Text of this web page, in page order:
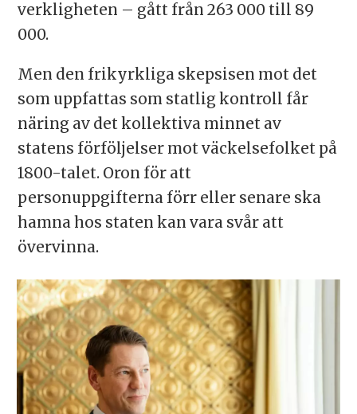
verkligheten – gått från 263 000 till 89
000.
Men den frikyrkliga skepsisen mot det
som uppfattas som statlig kontroll får
näring av det kollektiva minnet av
statens förföljelser mot väckelsefolket på
1800-talet. Oron för att
personuppgifterna förr eller senare ska
hamna hos staten kan vara svår att
övervinna.